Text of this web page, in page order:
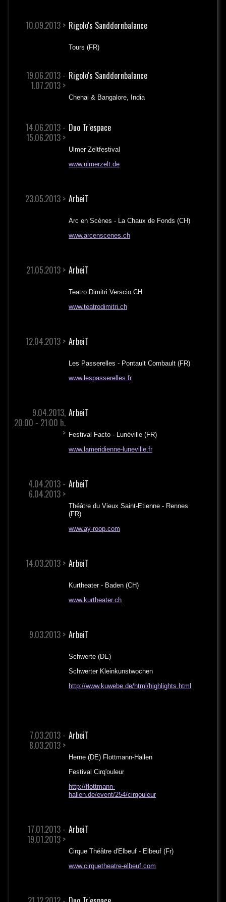
10.09.2013 > Rigolo's Sanddornbalance
Tours (FR)
19.06.2013 -
1.07.2013 >
Rigolo's Sanddornbalance
Chenai & Bangalore, India
14.06.2013 -
15.06.2013 >
Duo Tr'espace
Ulmer Zeltfestival
www.ulmerzelt.de
23.05.2013 > ArbeiT
Arc en Scènes - La Chaux de Fonds (CH)
www.arcenscenes.ch
21.05.2013 > ArbeiT
Teatro Dimitri Verscio CH
www.teatrodimitri.ch
12.04.2013 > ArbeiT
Les Passerelles - Pontault Combault (FR)
www.lespasserelles.fr
9.04.2013,
20:00 - 21:00 h.
>
ArbeiT
Festival Facto - Lunéville (FR)
www.lameridienne-luneville.fr
4.04.2013 -
6.04.2013 >
ArbeiT
Théâtre du Vieux Saint-Etienne - Rennes
(FR)
www.ay-roop.com
14.03.2013 > ArbeiT
Kurtheater - Baden (CH)
www.kurtheater.ch
9.03.2013 > ArbeiT
Schwerte (DE)
Schwerter Kleinkunstwochen
http://www.kuwebe.de/html/highlights.html
7.03.2013 -
8.03.2013 >
ArbeiT
Herne (DE) Flottmann-Hallen
Festival Cirq'ouleur
http://flottmann-
hallen.de/event/254/cirqouleur
17.01.2013 -
19.01.2013 >
ArbeiT
Cirque Théâtre d'Elbeuf - Elbeuf (Fr)
www.cirquetheatre-elbeuf.com